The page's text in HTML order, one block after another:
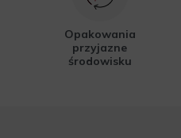
Opakowania
przyjazne
środowisku